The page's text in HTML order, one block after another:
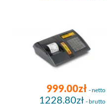
999.00zł - netto
1228.80zł - brutto